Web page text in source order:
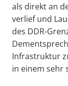
als direkt an
verlief und
des DDR-
Infrastruktur
in einem sehr